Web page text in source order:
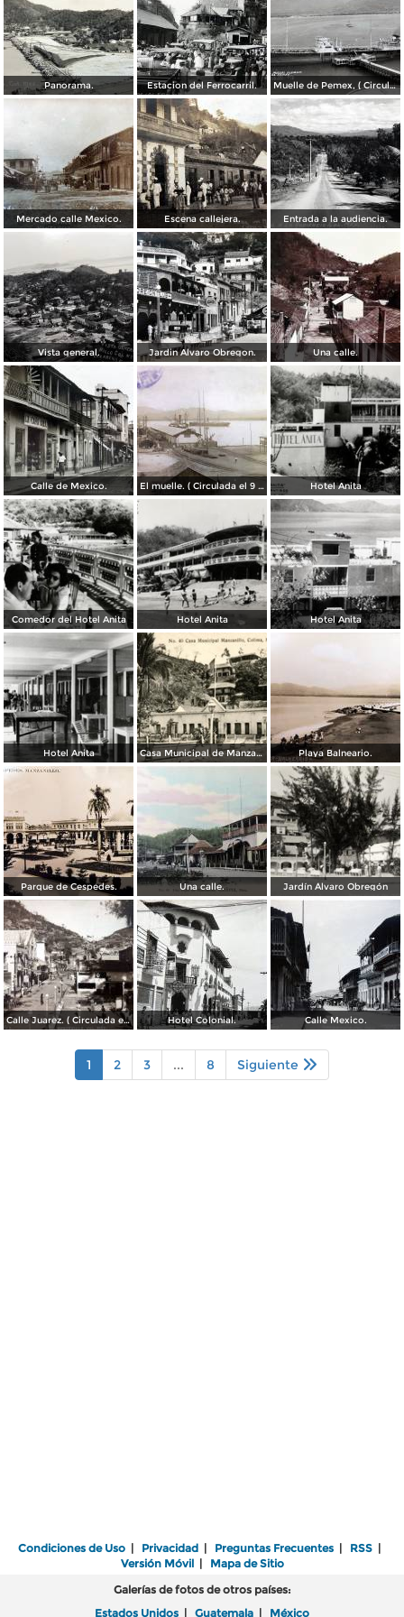
Panorama. Estacion del Ferrocarril. Muelle de Pemex, ( Circulada el 21 de Septiembre de 1962 ).
Mercado calle Mexico. Escena callejera. Entrada a la audiencia.
Vista general. Jardin Alvaro Obregon. Una calle.
Calle de Mexico. El muelle. ( Circulada el 9 de Septiembre de 1913 ). Hotel Anita
Comedor del Hotel Anita Hotel Anita Hotel Anita
Hotel Anita Casa Municipal de Manzanillo Playa Balneario.
Parque de Cespedes. Una calle. Jardín Álvaro Obregón
Calle Juarez. ( Circulada el 22 de Diciembre de 1942 ). Hotel Colonial. Calle Mexico.
1 2 3 ... 8 Siguiente
Condiciones de Uso | Privacidad | Preguntas Frecuentes | RSS |
Versión Móvil| Mapa de Sitio
Galerías de fotos de otros países:
Estados Unidos | Guatemala | México